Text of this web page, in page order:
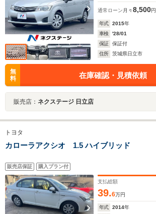
通常ローン 月々8,500円
年式 2015年
車検
'28/01
保証
保証付
住所
茨城県日立市
無
料
在庫確認・見積依頼
販売店： ネクステージ 日立店
トヨタ
カローラアクシオ 1.5 ハイブリッド
販売店保証 購入プラン付
支払総額
39.6万円
年式 2014年